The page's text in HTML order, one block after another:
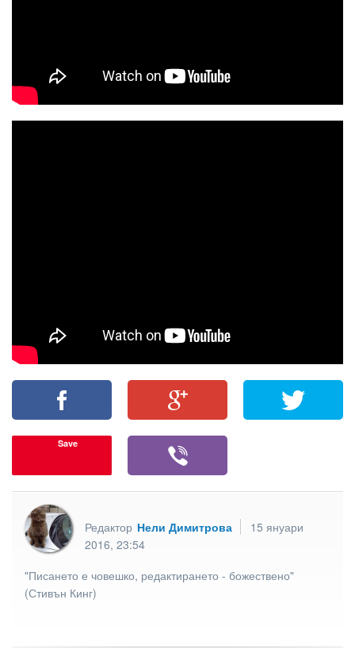
Save
Редактор Нели Димитрова
15 януари
2016, 23:54
"Писането е човешко, редактирането - божествено"
(Стивън Кинг)